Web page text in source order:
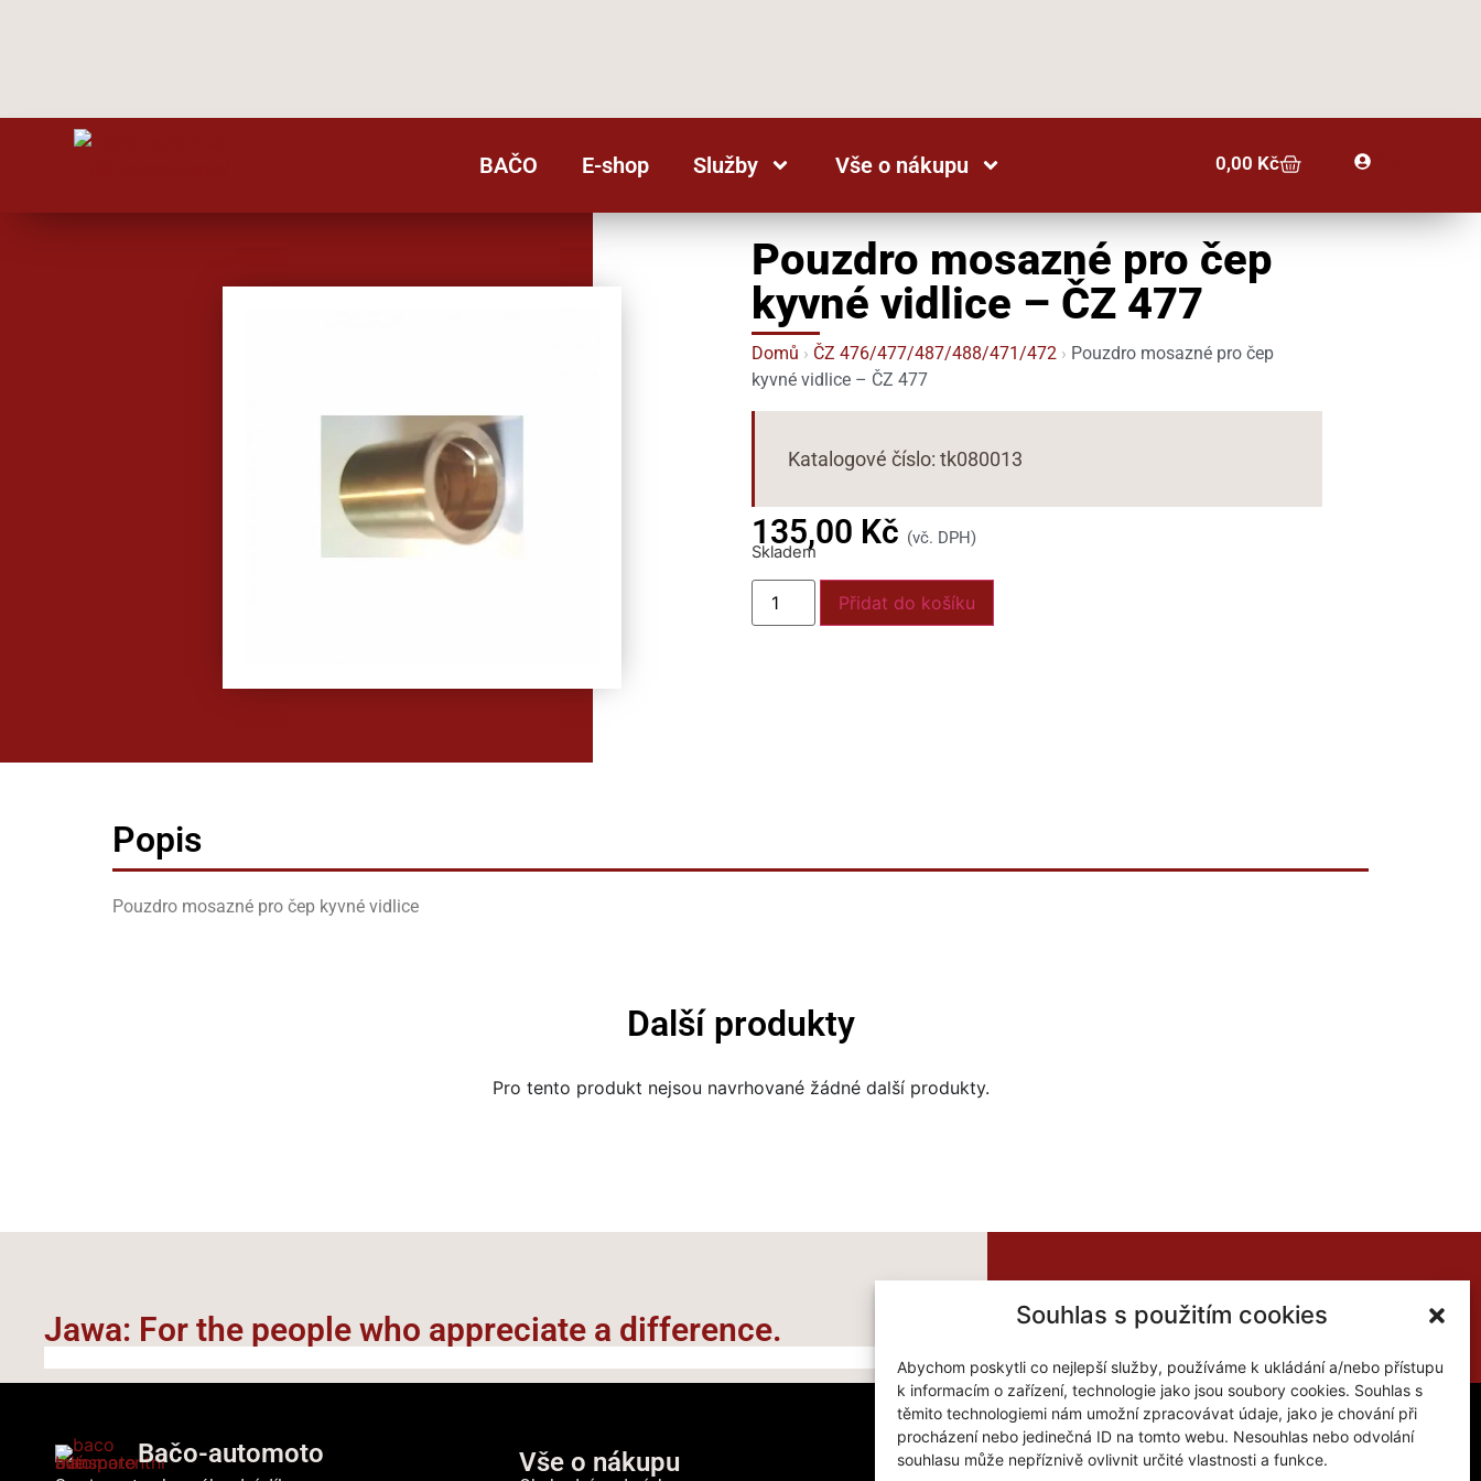
Souhlas s použitím cookies
Abychom poskytli co nejlepší služby, používáme k ukládání a/nebo přístupu
k informacím o zařízení, technologie jako jsou soubory cookies. Souhlas s
těmito technologiemi nám umožní zpracovávat údaje, jako je chování při
procházení nebo jedinečná ID na tomto webu. Nesouhlas nebo odvolání
souhlasu může nepříznivě ovlivnit určité vlastnosti a funkce.
BAČO E-shop Služby Vše o nákupu 0,00 Kč
Pouzdro mosazné pro čep
kyvné vidlice – ČZ 477
Domů › ČZ 476/477/487/488/471/472 › Pouzdro mosazné pro čep
kyvné vidlice – ČZ 477
Katalogové číslo: tk080013
135,00 Kč (vč. DPH)
Skladem
Přidat do košíku
Popis
Pouzdro mosazné pro čep kyvné vidlice
Další produkty
Pro tento produkt nejsou navrhované žádné další produkty.
Jawa: For the people who appreciate a difference.​
Bačo-automoto Vše o nákupu Kontakt